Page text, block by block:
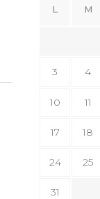
L M
3 4
10 11
17 18
24 25
31